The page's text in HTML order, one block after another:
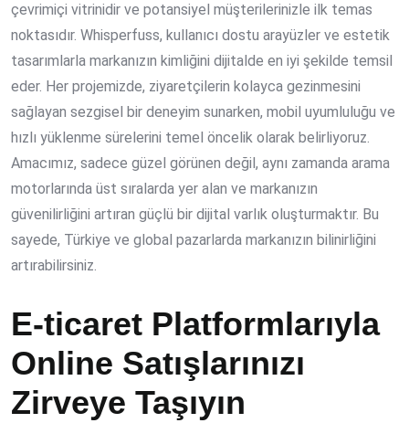
çevrimiçi vitrinidir ve potansiyel müşterilerinizle ilk temas
noktasıdır. Whisperfuss, kullanıcı dostu arayüzler ve estetik
tasarımlarla markanızın kimliğini dijitalde en iyi şekilde temsil
eder. Her projemizde, ziyaretçilerin kolayca gezinmesini
sağlayan sezgisel bir deneyim sunarken, mobil uyumluluğu ve
hızlı yüklenme sürelerini temel öncelik olarak belirliyoruz.
Amacımız, sadece güzel görünen değil, aynı zamanda arama
motorlarında üst sıralarda yer alan ve markanızın
güvenilirliğini artıran güçlü bir dijital varlık oluşturmaktır. Bu
sayede, Türkiye ve global pazarlarda markanızın bilinirliğini
artırabilirsiniz.
E-ticaret Platformlarıyla
Online Satışlarınızı
Zirveye Taşıyın